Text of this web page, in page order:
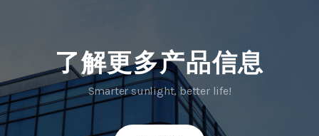
了解更多产品信息
Smarter sunlight, better life!